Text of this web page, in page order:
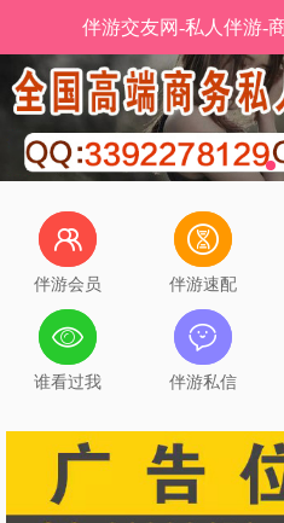
伴游交友网-私人伴游-
伴游会员 伴游速配
谁看过我 伴游私信